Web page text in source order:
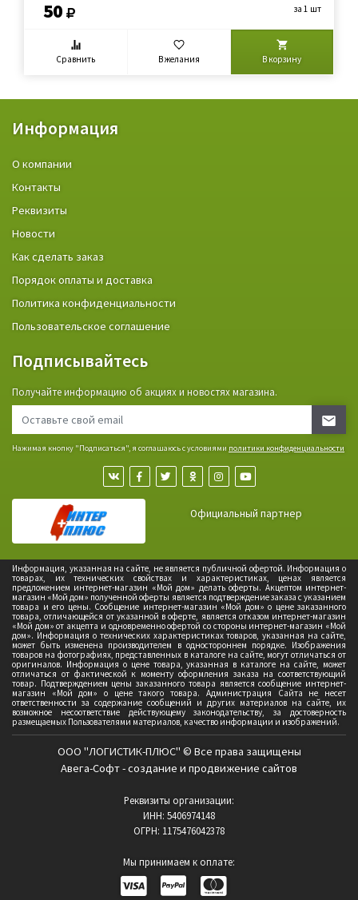
50 за 1 шт
Сравнить В желания В корзину
Информация
О компании
Контакты
Реквизиты
Новости
Как сделать заказ
Порядок оплаты и доставка
Политика конфиденциальности
Пользовательское соглашение
Подписывайтесь
Получайте информацию об акциях и новостях магазина.
Нажимая кнопку "Подписаться", я соглашаюсь с условиями политики конфиденциальности
Официальный партнер
Информация, указанная на сайте, не является публичной офертой. Информация о
товарах, их технических свойствах и характеристиках, ценах является
предложением интернет-магазин «Мой дом» делать оферты. Акцептом интернет-
магазин «Мой дом» полученной оферты является подтверждение заказа с указанием
товара и его цены. Сообщение интернет-магазин «Мой дом» о цене заказанного
товара, отличающейся от указанной в оферте, является отказом интернет-магазин
«Мой дом» от акцепта и одновременно офертой со стороны интернет-магазин «Мой
дом». Информация о технических характеристиках товаров, указанная на сайте,
может быть изменена производителем в одностороннем порядке. Изображения
товаров на фотографиях, представленных в каталоге на сайте, могут отличаться от
оригиналов. Информация о цене товара, указанная в каталоге на сайте, может
отличаться от фактической к моменту оформления заказа на соответствующий
товар. Подтверждением цены заказанного товара является сообщение интернет-
магазин «Мой дом» о цене такого товара. Администрация Сайта не несет
ответственности за содержание сообщений и других материалов на сайте, их
возможное несоответствие действующему законодательству, за достоверность
размещаемых Пользователями материалов, качество информации и изображений.
ООО "ЛОГИСТИК-ПЛЮС" © Все права защищены
Авега-Софт - создание и продвижение сайтов
Реквизиты организации:
ИНН: 5406974148
ОГРН: 1175476042378
Мы принимаем к оплате: